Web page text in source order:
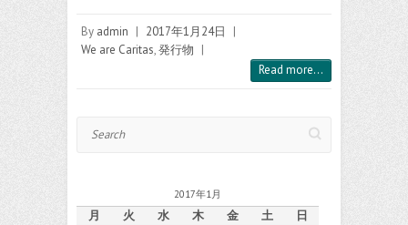
By admin | 2017年1月24日
|
We are Caritas,発行物 |
Read more...
2017年1月
月 火 水 木 金 土
日